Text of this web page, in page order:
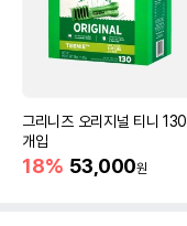
그리니즈 오리지널 티니 130
개입
18% 53,000원